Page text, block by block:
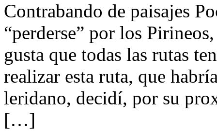
Contrabando de paisajes
“perderse” por los
gusta que todas las rutas
realizar esta ruta, que
leridano, decidí, por su
[…]